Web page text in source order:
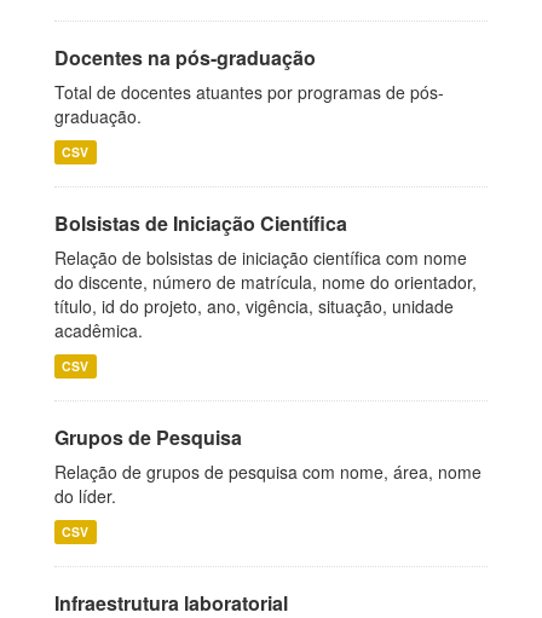
Docentes na pós-graduação
Total de docentes atuantes por programas de pós-
graduação.
CSV
Bolsistas de Iniciação Científica
Relação de bolsistas de iniciação científica com nome
do discente, número de matrícula, nome do orientador,
título, id do projeto, ano, vigência, situação, unidade
acadêmica.
CSV
Grupos de Pesquisa
Relação de grupos de pesquisa com nome, área, nome
do líder.
CSV
Infraestrutura laboratorial